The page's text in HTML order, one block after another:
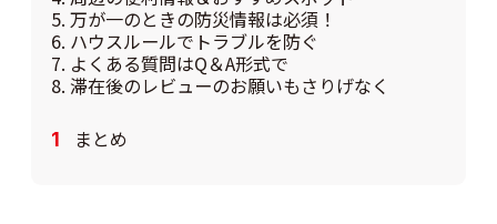
5. 万が一のときの防災情報は必須！
6. ハウスルールでトラブルを防ぐ
7. よくある質問はQ＆A形式で
8. 滞在後のレビューのお願いもさりげなく
まとめ